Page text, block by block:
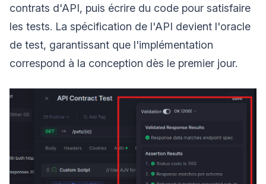
contrats d'API, puis écrire du code pour satisfaire
les tests. La spécification de l'API devient l'oracle
de test, garantissant que l'implémentation
correspond à la conception dès le premier jour.